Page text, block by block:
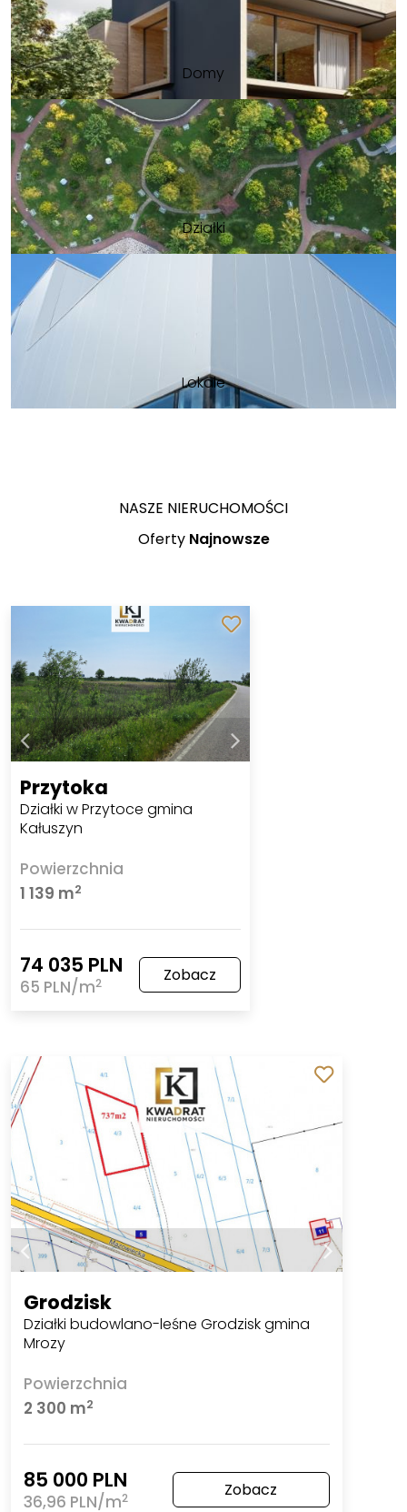
Domy
Działki
Lokale
NASZE NIERUCHOMOŚCI
Oferty Najnowsze
Przytoka
Działki w Przytoce gmina
Kałuszyn
Powierzchnia
1 139 m2
74 035 PLN
65 PLN/m2 Zobacz
Grodzisk
Działki budowlano-leśne Grodzisk gmina
Mrozy
Powierzchnia
2 300 m2
85 000 PLN
36,96 PLN/m2 Zobacz